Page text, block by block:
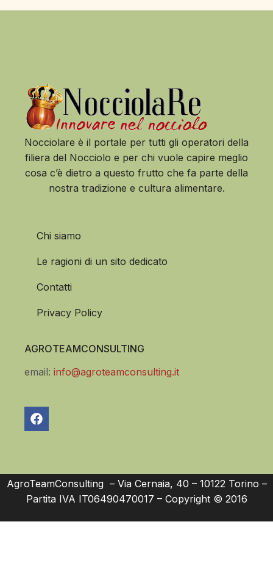
Nocciolare è il portale per tutti gli operatori della
filiera del Nocciolo e per chi vuole capire meglio
cosa c’è dietro a questo frutto che fa parte della
nostra tradizione e cultura alimentare.
Chi siamo
Le ragioni di un sito dedicato
Contatti
Privacy Policy
AGROTEAMCONSULTING
email: info@agroteamconsulting.it
AgroTeamConsulting – Via Cernaia, 40 – 10122 Torino –
Partita IVA IT06490470017 – Copyright © 2016